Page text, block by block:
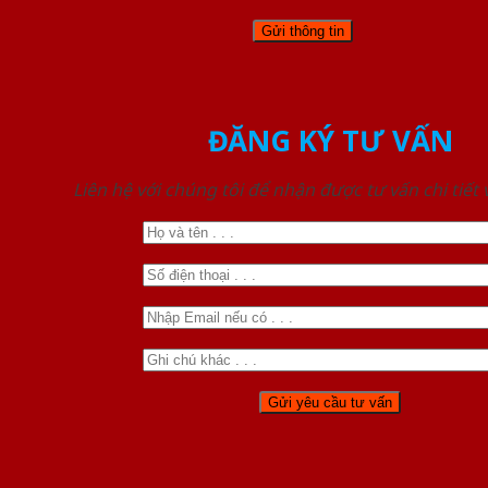
ĐĂNG KÝ TƯ VẤN
Liên hệ với chúng tôi để nhận được tư vấn chi tiết